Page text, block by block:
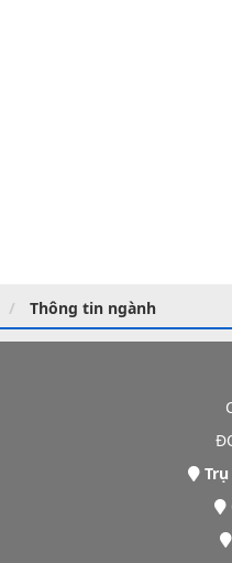
Thông tin ngành